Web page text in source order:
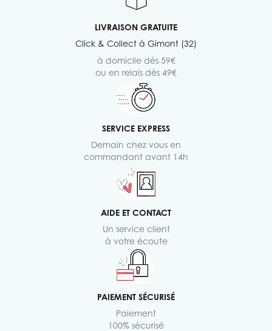
LIVRAISON GRATUITE
Click & Collect à Gimont (32)
à domicile dès 59€
ou en relais dès 49€
SERVICE EXPRESS
Demain chez vous en
commandant avant 14h
AIDE ET CONTACT
Un service client
à votre écoute
PAIEMENT SÉCURISÉ
Paiement
100% sécurisé